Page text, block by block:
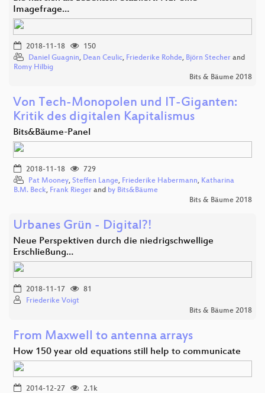
Imagefrage…
2018-11-18
150
Daniel Guagnin, Dean Ceulic, Friederike Rohde, Björn Stecher and
Romy Hilbig
Bits & Bäume 2018
Von Tech-Monopolen und IT-Giganten:
Kritik des digitalen Kapitalismus
Bits&Bäume-Panel
2018-11-18
729
Pat Mooney, Steffen Lange, Friederike Habermann, Katharina
B.M. Beck, Frank Rieger and by Bits&Bäume
Bits & Bäume 2018
Urbanes Grün - Digital?!
Neue Perspektiven durch die niedrigschwellige
Erschließung…
2018-11-17
81
Friederike Voigt
Bits & Bäume 2018
From Maxwell to antenna arrays
How 150 year old equations still help to communicate
2014-12-27 2.1k